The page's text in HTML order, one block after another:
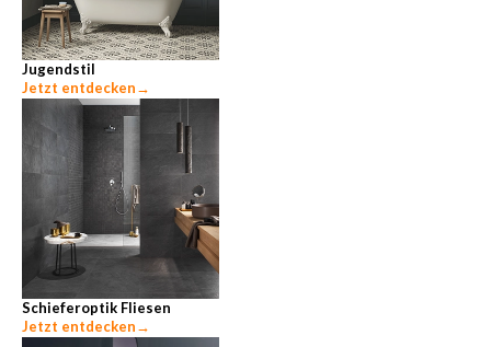
Jugendstil
Jetzt entdecken→
Schieferoptik Fliesen
Jetzt entdecken→